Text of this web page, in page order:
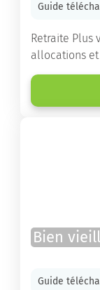
Guide
Retraite Plus
allocations
âgées ont
de retraite
Bien
Guide